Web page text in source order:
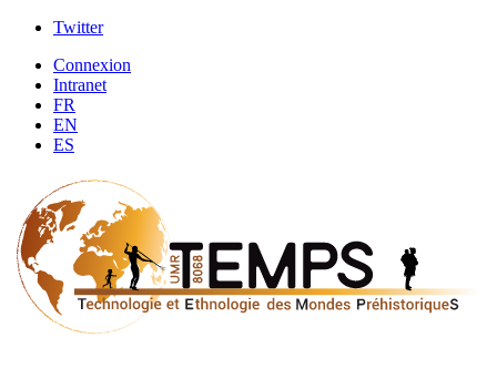
Twitter
Connexion
Intranet
FR
EN
ES